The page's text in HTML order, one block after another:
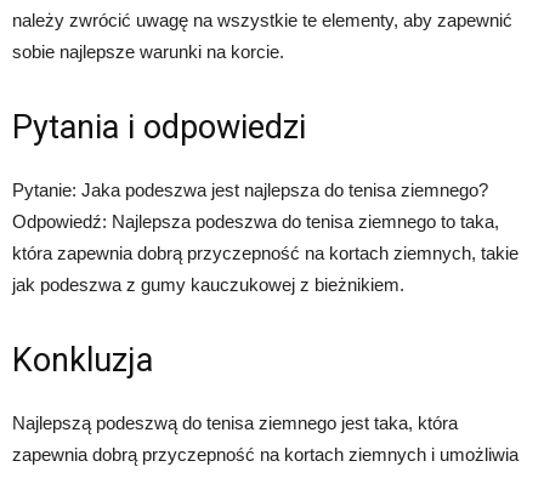
należy zwrócić uwagę na wszystkie te elementy, aby zapewnić
sobie najlepsze warunki na korcie.
Pytania i odpowiedzi
Pytanie: Jaka podeszwa jest najlepsza do tenisa ziemnego?
Odpowiedź: Najlepsza podeszwa do tenisa ziemnego to taka,
która zapewnia dobrą przyczepność na kortach ziemnych, takie
jak podeszwa z gumy kauczukowej z bieżnikiem.
Konkluzja
Najlepszą podeszwą do tenisa ziemnego jest taka, która
zapewnia dobrą przyczepność na kortach ziemnych i umożliwia